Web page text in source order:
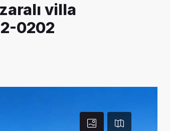
villa
0202